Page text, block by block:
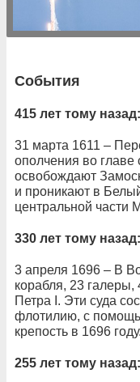
События
415 лет тому назад:
31 марта 1611 –
ополчения во
освобождают
и проникают в
центральной части
330 лет тому назад:
3 апреля 1696 – В
корабля, 23 галеры,
Петра I. Эти суда
флотилию, с
крепость в 1696 году.
255 лет тому назад: